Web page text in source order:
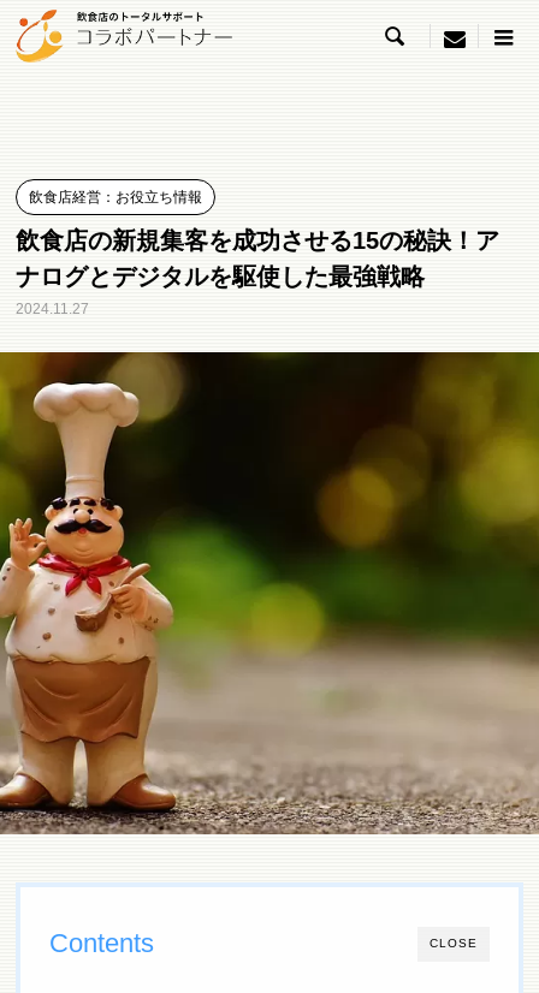
 menu
飲食店経営：お役立ち情報
飲食店の新規集客を成功させる15の秘訣！ア
ナログとデジタルを駆使した最強戦略
2024.11.27
CLOSE
Contents